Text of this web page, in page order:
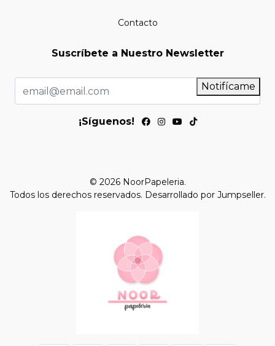
Contacto
Suscríbete a Nuestro Newsletter
Notifícame
¡Síguenos!
© 2026 NoorPapeleria.
Todos los derechos reservados. Desarrollado por Jumpseller.